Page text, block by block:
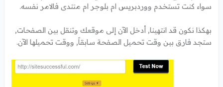
سواء كنت تستخدم ووردبريس ام بلوجر ام منتدى فالامر نفسه.
بهكذا نكون قد انتهينا, أدخل الآن إلى موقعك وتنقل بين الصفحات,
ستجد فارق بين وقت تحميل الصفحة سابقاً, ووقت تحميلها الآن.